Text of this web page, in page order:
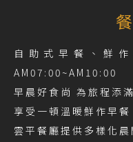
自助式早餐、鮮
AM07:00~AM10:00
早晨好食尚 為旅程添
享受一頓溫暖鮮作早
雲平餐廳提供多樣化